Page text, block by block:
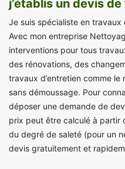
j’établis un devis
Je suis spécialiste en
Avec mon entreprise
interventions pour tous
des rénovations, des
travaux d’entretien comme
sans démoussage. Pour
déposer une demande de
prix peut être calculé à partir
du degré de saleté (pour un
devis gratuitement et